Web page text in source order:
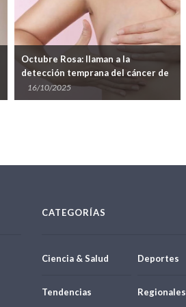
Octubre Rosa: llaman a la
detección temprana del cáncer de
mama
16/10/2025
CATEGORÍAS
Ciencia & Salud Deportes
Tendencias Regionales